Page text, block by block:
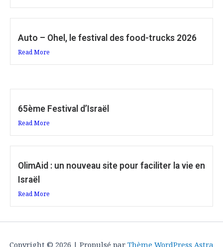
Auto – Ohel, le festival des food-trucks 2026
Read More
65ème Festival d’Israël
Read More
OlimAid : un nouveau site pour faciliter la vie en
Israël
Read More
Copyright © 2026 | Propulsé par Thème WordPress Astra